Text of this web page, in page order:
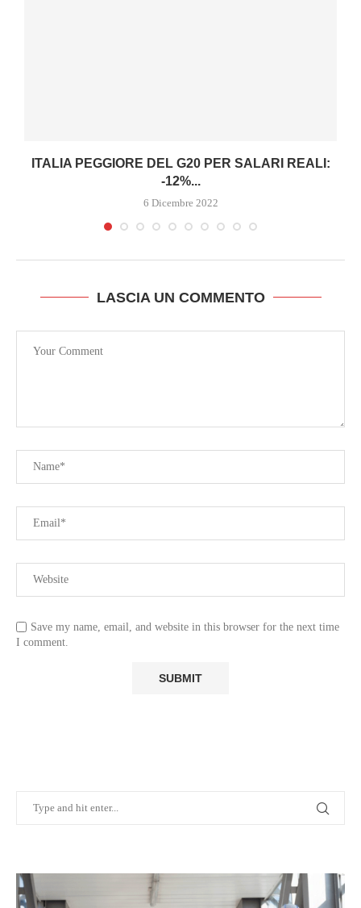
ITALIA PEGGIORE DEL G20 PER SALARI REALI:
-12%...
6 Dicembre 2022
LASCIA UN COMMENTO
Save my name, email, and website in this browser for the next time
I comment.